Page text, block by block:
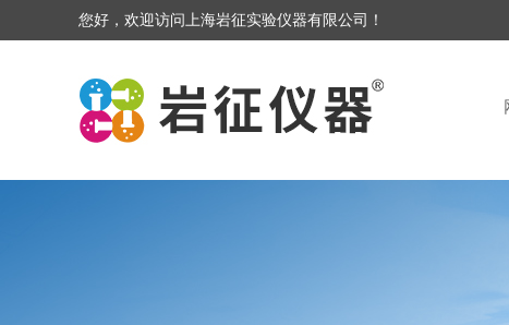
您好，欢迎访问上海岩征实验仪器有限公司！